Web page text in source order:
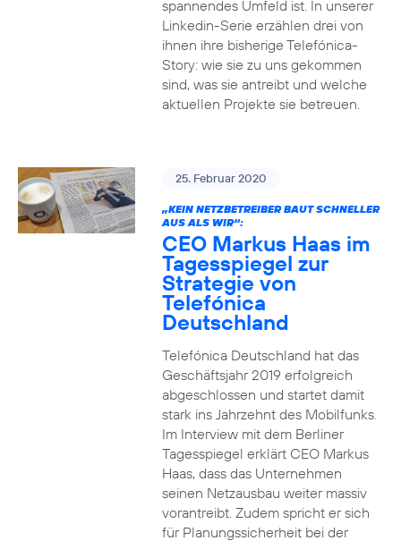
spannendes Umfeld ist. In unserer
Linkedin-Serie erzählen drei von
ihnen ihre bisherige Telefónica-
Story: wie sie zu uns gekommen
sind, was sie antreibt und welche
aktuellen Projekte sie betreuen.
25. Februar 2020
„KEIN NETZBETREIBER BAUT SCHNELLER
AUS ALS WIR“:
CEO Markus Haas im
Tagesspiegel zur
Strategie von
Telefónica
Deutschland
Telefónica Deutschland hat das
Geschäftsjahr 2019 erfolgreich
abgeschlossen und startet damit
stark ins Jahrzehnt des Mobilfunks.
Im Interview mit dem Berliner
Tagesspiegel erklärt CEO Markus
Haas, dass das Unternehmen
seinen Netzausbau weiter massiv
vorantreibt. Zudem spricht er sich
für Planungssicherheit bei der